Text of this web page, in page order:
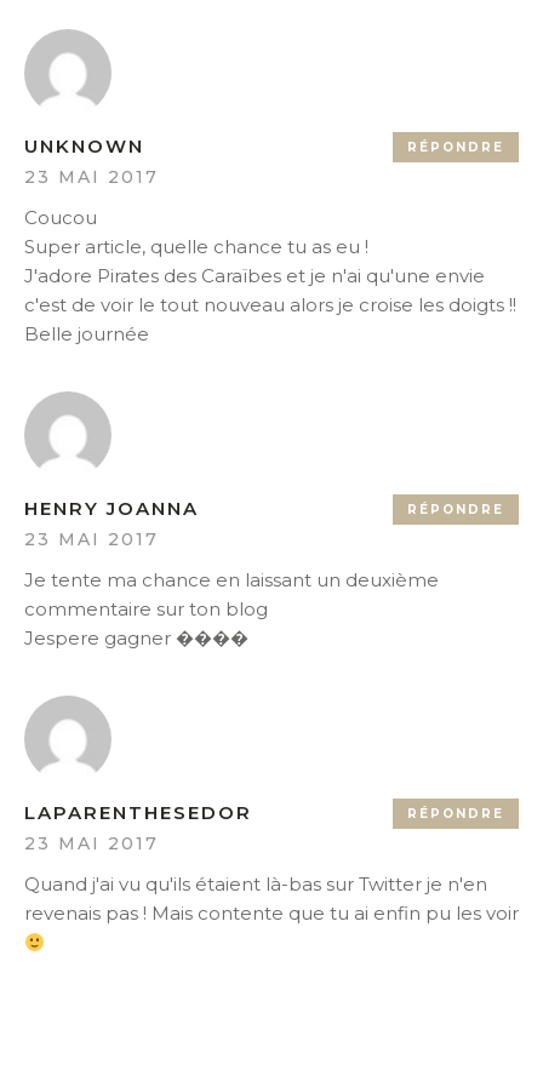
RÉPONDRE
UNKNOWN
23 MAI 2017
Coucou
Super article, quelle chance tu as eu !
J'adore Pirates des Caraïbes et je n'ai qu'une envie
c'est de voir le tout nouveau alors je croise les doigts !!
Belle journée
RÉPONDRE
HENRY JOANNA
23 MAI 2017
Je tente ma chance en laissant un deuxième
commentaire sur ton blog
Jespere gagner ����
RÉPONDRE
LAPARENTHESEDOR
23 MAI 2017
Quand j'ai vu qu'ils étaient là-bas sur Twitter je n'en
revenais pas ! Mais contente que tu ai enfin pu les voir